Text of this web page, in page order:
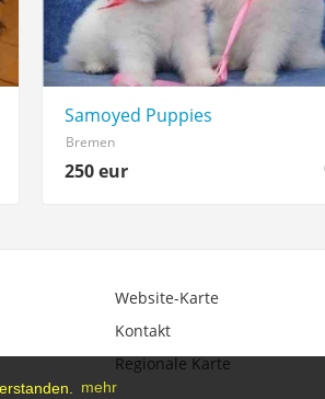
mehr
Samoyed Puppies
Bremen
250 eur
Website-Karte
Kontakt
Regionale Karte